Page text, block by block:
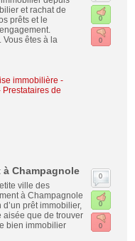
et rachat de
prêts et le
êtes à la
immobilière -
Prestataires de
0
0
Champagnole
ville des
à Champagnole
prêt immobilier,
aisée que de trouver
bien immobilier
0
0
0